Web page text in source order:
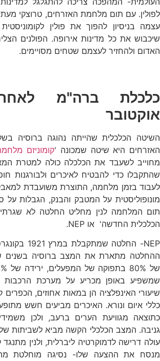
לפולין. עם תום מלחמת האזרחים, טרוצקי
עצמה בניסיון להפוך את פולין
שיכבוש את כל מדינות אירופה. הפולנים
האדום ולהחזיר לעצמם שטחים מסויימים.
כלכלת ברה"מ
אוקטובר
השיטה הכלכלית שהייתה נהוגה ברוסיה
האזרחים היא שיטה שמכונה 'קומוניזם
מחוייב לשעבד את הכלכלה כולה למטרת
שהתקבלו כדי להבטיח לאיכרים ולבורגנות
לעבוד בזמן מלחמה, התוצרת משועבדת
מונופוליסטית על המטבק והבנק, הגבלות על
תום המלחמה לנין מחליט החלטה לא
הכלכלית החדשה' או NEP.
ההחלטה מתארת את המצב ברוסיה בשנים
שמשפיע באופן מכריע על מערכת הרכבות
שיעורי האינפלציה הן במאות אחוזים, הכפרים
כללי איום ונורא. האיכרים מביעים חשש
כתוצאה מגוויעת הערים ברעב, ולכן
גניבה. המצב הכלכלי הקשה מביא לשביתות
עולה דרישה לדמוקרטיה ליברלית, ולנין מתנגד
מנסח את ההצעה שלו- נסיגה מוחלטת